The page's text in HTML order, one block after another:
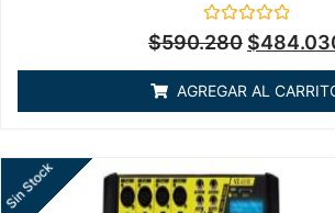
Valorado
en
de
5
$590.280 $
AGREGAR AL
Sin Stock